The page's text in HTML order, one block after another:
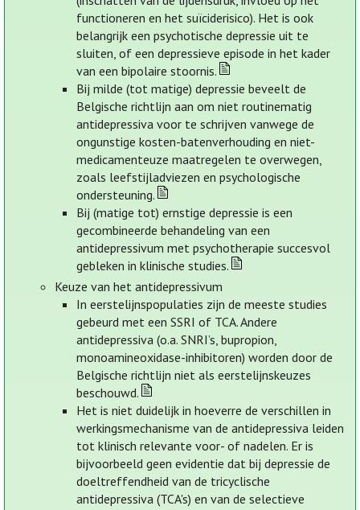
functioneren en het suïciderisico). Het is ook
belangrijk een psychotische depressie uit te
sluiten, of een depressieve episode in het kader
van een bipolaire stoornis.
Bij milde (tot matige) depressie beveelt de
Belgische richtlijn aan om niet routinematig
antidepressiva voor te schrijven vanwege de
ongunstige kosten-batenverhouding en niet-
medicamenteuze maatregelen te overwegen,
zoals leefstijladviezen en psychologische
ondersteuning.
Bij (matige tot) ernstige depressie is een
gecombineerde behandeling van een
antidepressivum met psychotherapie succesvol
gebleken in klinische studies.
Keuze van het antidepressivum
In eerstelijnspopulaties zijn de meeste studies
gebeurd met een SSRI of TCA. Andere
antidepressiva (o.a. SNRI’s, bupropion,
monoamineoxidase-inhibitoren) worden door de
Belgische richtlijn niet als eerstelijnskeuzes
beschouwd.
Het is niet duidelijk in hoeverre de verschillen in
werkingsmechanisme van de antidepressiva leiden
tot klinisch relevante voor- of nadelen. Er is
bijvoorbeeld geen evidentie dat bij depressie de
doeltreffendheid van de tricyclische
antidepressiva (TCA's) en van de selectieve